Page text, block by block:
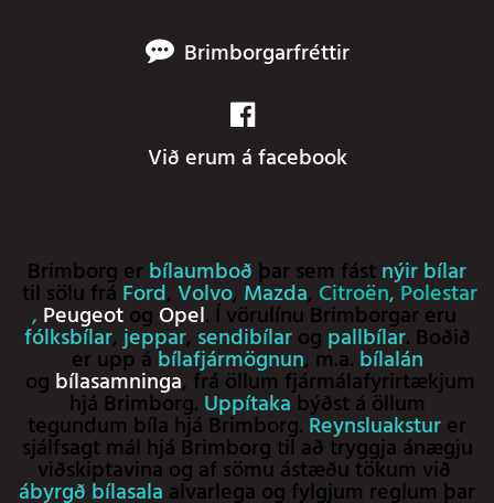
Brimborgarfréttir
Við erum á facebook
Brimborg er bílaumboð þar sem fást nýir bílar
til sölu frá Ford, Volvo, Mazda, Citroën,Polestar
, Peugeotog Opel. Í vörulínu Brimborgar eru
fólksbílar,jeppar, sendibílarog pallbílar. Boðið
er upp ábílafjármögnun, m.a. bílalán
og bílasamninga, frá öllum fjármálafyrirtækjum
hjá Brimborg. Uppítakabýðst á öllum
tegundum bíla hjá Brimborg. Reynsluaksturer
sjálfsagt mál hjá Brimborg til að tryggja ánægju
viðskiptavina og af sömu ástæðu tökum við
ábyrgð bílasala alvarlega og fylgjum reglum þar